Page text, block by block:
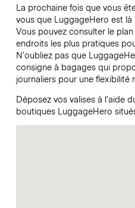
La prochaine fois que vous
vous que LuggageHero est
Vous pouvez consulter le
endroits les plus pratiques
N’oubliez pas que
consigne à bagages qui
journaliers pour une flexibilité
Déposez vos valises à l’aide
boutiques LuggageHero